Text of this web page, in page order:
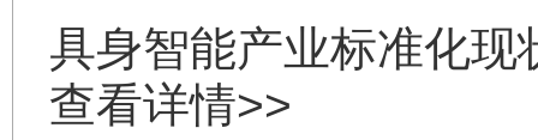
具身智能产业标准化现
查看详情>>